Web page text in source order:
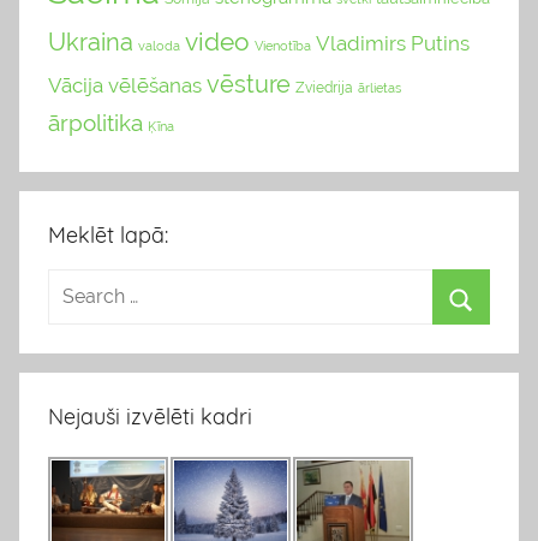
Ukraina valoda video Vienotība Vladimirs Putins
Vācija vēlēšanas vēsture Zviedrija ārlietas
ārpolitika Ķīna
Meklēt lapā:
Nejauši izvēlēti kadri